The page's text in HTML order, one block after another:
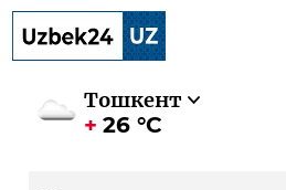
Тошкент
26 °C